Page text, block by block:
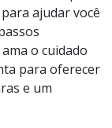
ajudar você
o cuidado
para oferecer
e um